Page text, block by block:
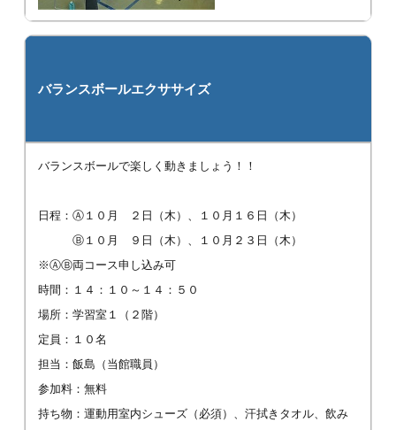
バランスボールエクササイズ
バランスボールで楽しく動きましょう！！
日程：Ⓐ１０月 ２日（木）、１０月１６日（木）
Ⓑ１０月 ９日（木）、１０月２３日（木）
※ⒶⒷ両コース申し込み可
時間：１４：１０～１４：５０
場所：学習室１（２階）
定員：１０名
担当：飯島（当館職員）
参加料：無料
持ち物：運動用室内シューズ（必須）、汗拭きタオル、飲み